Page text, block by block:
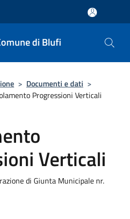
di Blufi
> Documenti e dati >
Progressioni Verticali
Verticali
di Giunta Municipale nr.